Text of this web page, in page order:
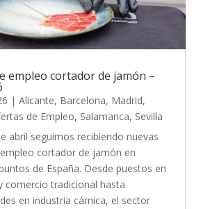
empleo cortador de jamón –
| Alicante, Barcelona, Madrid,
de Empleo, Salamanca, Sevilla
abril seguimos recibiendo nuevas
cortador de jamón en
de España. Desde puestos en
comercio tradicional hasta
en industria cárnica, el sector